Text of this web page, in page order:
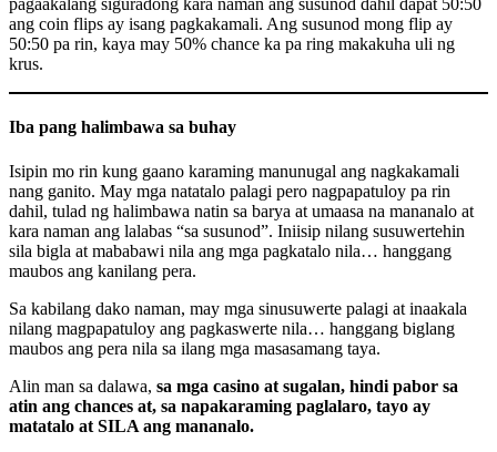
pagaakalang siguradong kara naman ang susunod dahil dapat 50:50
ang coin flips ay isang pagkakamali. Ang susunod mong flip ay
50:50 pa rin, kaya may 50% chance ka pa ring makakuha uli ng
krus.
Iba pang halimbawa sa buhay
Isipin mo rin kung gaano karaming manunugal ang nagkakamali
nang ganito. May mga natatalo palagi pero nagpapatuloy pa rin
dahil, tulad ng halimbawa natin sa barya at umaasa na mananalo at
kara naman ang lalabas “sa susunod”. Iniisip nilang susuwertehin
sila bigla at mababawi nila ang mga pagkatalo nila… hanggang
maubos ang kanilang pera.
Sa kabilang dako naman, may mga sinusuwerte palagi at inaakala
nilang magpapatuloy ang pagkaswerte nila… hanggang biglang
maubos ang pera nila sa ilang mga masasamang taya.
Alin man sa dalawa, sa mga casino at sugalan, hindi pabor sa
atin ang chances at, sa napakaraming paglalaro, tayo ay
matatalo at SILA ang mananalo.